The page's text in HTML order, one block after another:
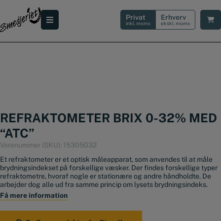
indholdet
Privat
inkl. moms
Erhverv
ekskl. moms
REFRAKTOMETER BRIX 0-32% MED
“ATC”
Varenummer (SKU): 15305032
Et refraktometer er et optisk måleapparat, som anvendes til at måle
brydningsindekset på forskellige væsker. Der findes forskellige typer
refraktometre, hvoraf nogle er stationære og andre håndholdte. De
arbejder dog alle ud fra samme princip om lysets brydningsindeks.
Med et refraktometer kan man måle sukkerindholdet i frugt og malt,
vandindholdet i honning, frostvæskes evne til at holde væsker
frostfrie, massefylde i urin eller syreindholdet i et batteri. Ligeledes
Få mere information